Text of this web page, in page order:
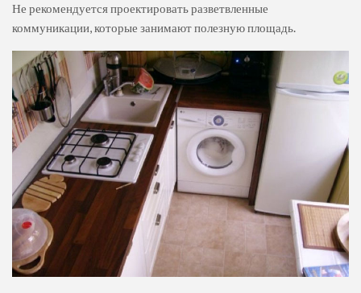
Не рекомендуется проектировать разветвленные
коммуникации, которые занимают полезную площадь.